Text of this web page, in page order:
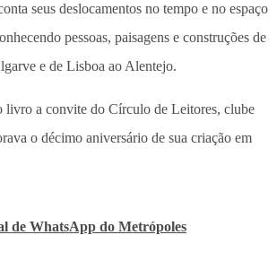
seus deslocamentos no tempo e no espaço
pessoas, paisagens e construções de
e de Lisboa ao Alentejo.
livro a convite do Círculo de Leitores, clube
o décimo aniversário de sua criação em
de WhatsApp do Metrópoles